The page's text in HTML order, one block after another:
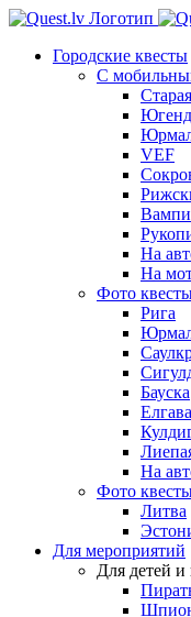
Skip
contentГородские квесты
С
VEF
На
На
Фото
Рига
Бауска
Елгава
На
Фото
Литва
Для мероприятий
Для детей и